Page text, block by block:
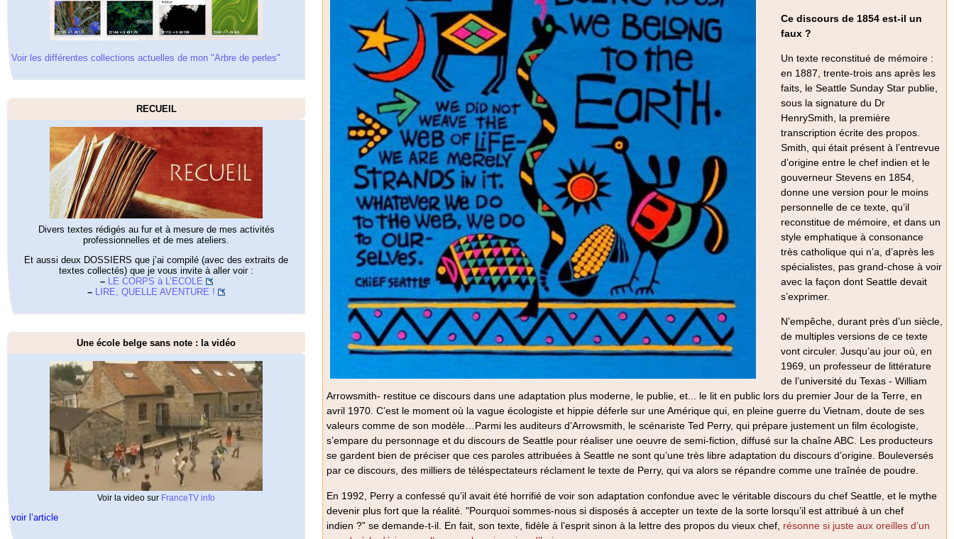
Ce discours de 1854 est-il un
faux ?
Un texte reconstitué de mémoire :
en 1887, trente-trois ans après les
faits, le Seattle Sunday Star publie,
sous la signature du Dr
HenrySmith, la première
transcription écrite des propos.
Smith, qui était présent à l’entrevue
d’origine entre le chef indien et le
gouverneur Stevens en 1854,
donne une version pour le moins
personnelle de ce texte, qu’il
reconstitue de mémoire, et dans un
style emphatique à consonance
très catholique qui n’a, d’après les
spécialistes, pas grand-chose à voir
avec la façon dont Seattle devait
s’exprimer.
N’empêche, durant près d’un siècle,
de multiples versions de ce texte
vont circuler. Jusqu’au jour où, en
1969, un professeur de littérature
de l’université du Texas - William
Arrowsmith- restitue ce discours dans une adaptation plus moderne, le publie, et... le lit en public lors du premier Jour de la Terre, en
avril 1970. C’est le moment où la vague écologiste et hippie déferle sur une Amérique qui, en pleine guerre du Vietnam, doute de ses
valeurs comme de son modèle…Parmi les auditeurs d’Arrowsmith, le scénariste Ted Perry, qui prépare justement un film écologiste,
s’empare du personnage et du discours de Seattle pour réaliser une oeuvre de semi-fiction, diffusé sur la chaîne ABC. Les producteurs
se gardent bien de préciser que ces paroles attribuées à Seattle ne sont qu’une très libre adaptation du discours d’origine. Bouleversés
par ce discours, des milliers de téléspectateurs réclament le texte de Perry, qui va alors se répandre comme une traînée de poudre.
En 1992, Perry a confessé qu’il avait été horrifié de voir son adaptation confondue avec le véritable discours du chef Seattle, et le mythe
devenir plus fort que la réalité. "Pourquoi sommes-nous si disposés à accepter un texte de la sorte lorsqu’il est attribué à un chef
indien ?” se demande-t-il. En fait, son texte, fidèle à l’esprit sinon à la lettre des propos du vieux chef, résonne si juste aux oreilles d’un
Voir les différentes collections actuelles de mon "Arbre de perles"
RECUEIL
Divers textes rédigés au fur et à mesure de mes activités
professionnelles et de mes ateliers.
Et aussi deux DOSSIERS que j’ai compilé (avec des extraits de
textes collectés) que je vous invite à aller voir :
–
LE CORPS à L’ECOLE
–
LIRE, QUELLE AVENTURE !
Une école belge sans note : la vidéo
Voir la video sur FranceTV info
voir l’article